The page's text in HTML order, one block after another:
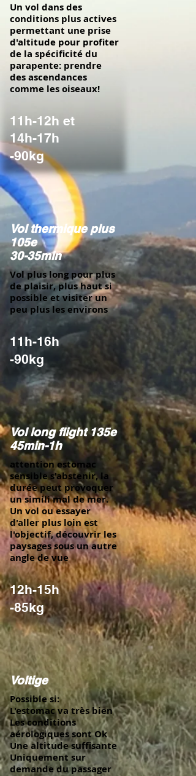
Un vol dans des
conditions plus actives
permettant une prise
d'altitude pour profiter
de la spécificité du
parapente: prendre
des ascendances
comme les oiseaux!
11h-12h et
14h-17h
-90kg
Vol thermique plus
105e
30-35min
Vol plus long pour plus
de plaisir, plus haut si
possible et visiter un
peu plus les environs
11h-16h
-90kg
Vol long flight 135e
45min-1h
attention estomac
sensible s'abstenir, la
durée peut provoquer
un simili mal de mer.
Un vol ou essayer
d'aller plus loin est
l'objectif, découvrir les
paysages sous un autre
angle de vue
12h-15h
-85kg
Voltige
Possible si:
L'estomac va très bien
Les conditions
aérologiques sont Ok
Une altitude suffisante
Uniquement sur
demande du passager